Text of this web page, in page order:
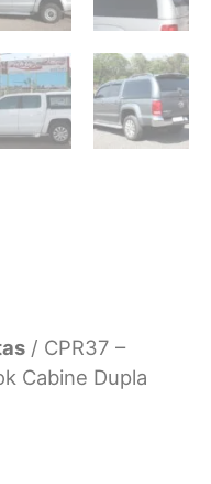
/ CPR37 –
Cabine Dupla